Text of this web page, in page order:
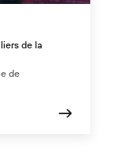
de la
de